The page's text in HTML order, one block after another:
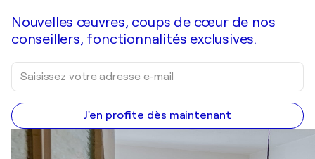
Nouvelles œuvres, coups de cœur de nos
conseillers, fonctionnalités exclusives.
J'en profite dès maintenant